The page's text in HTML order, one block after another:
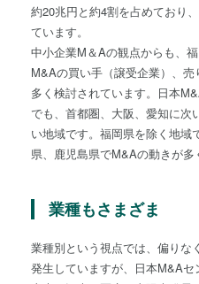
約20兆円と約4割を占めており
ています。
中小企業M＆Aの観点からも、
M&Aの買い手（譲受企業）、
多く検討されています。日本
でも、首都圏、大阪、愛知に次
い地域です。福岡県を除く地域
県、鹿児島県でM&Aの動きが多
業種もさまざま
業種別という視点では、偏りな
発生していますが、日本M&A